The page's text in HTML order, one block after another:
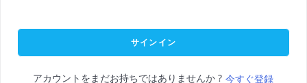
サインイン
アカウントをまだお持ちではありませんか ? 今すぐ登録